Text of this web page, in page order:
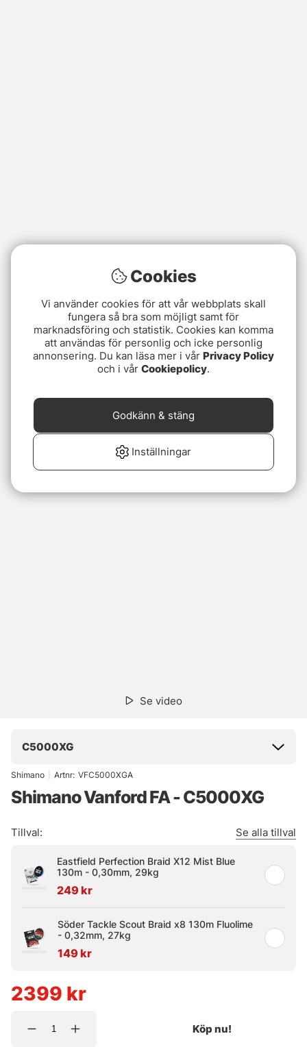
Se video
C5000XG
Shimano Artnr: VFC5000XGA
Shimano Vanford FA - C5000XG
Tillval: Se alla tillval
Eastfield Perfection Braid X12 Mist Blue
130m - 0,30mm, 29kg
249 kr
Söder Tackle Scout Braid x8 130m Fluolime
- 0,32mm, 27kg
149 kr
2399 kr
Köp nu!
Cookies
Vi använder cookies för att vår webbplats skall
fungera så bra som möjligt samt för
marknadsföring och statistik. Cookies kan komma
att användas för personlig och icke personlig
annonsering. Du kan läsa mer i vår Privacy Policy
och i vår Cookiepolicy.
Inställningar
Godkänn & stäng